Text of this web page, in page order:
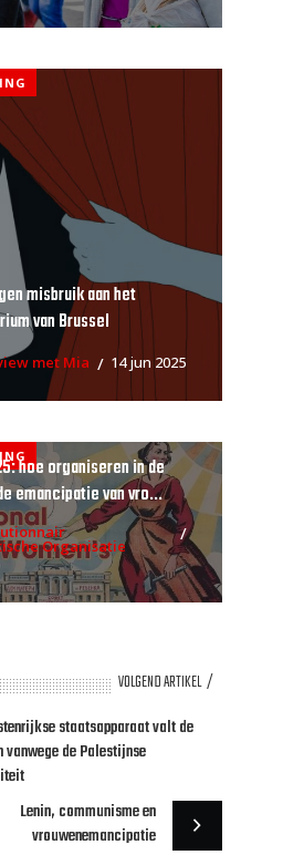
misbruik aan het
van Brussel
met Mia 14 jun 2025
hoe organiseren in de
emancipatie van vro...
Organisatie
VOLGEND ARTIKEL
staatsapparaat valt de
vanwege de Palestijnse
Lenin, communisme en
vrouwenemancipatie